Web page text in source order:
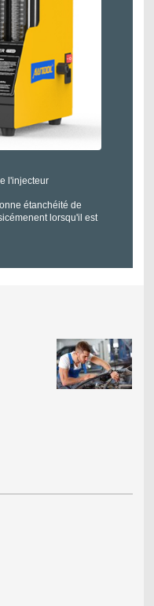
l'injecteur
étanchéité de
lorsqu'il est